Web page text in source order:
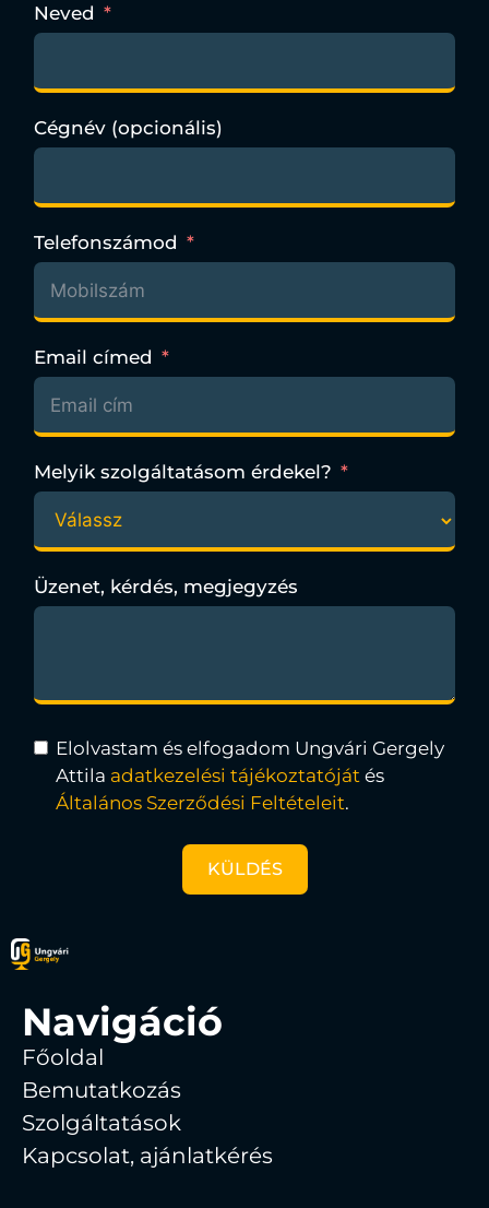
Neved
Cégnév (opcionális)
Telefonszámod
Email címed
Melyik szolgáltatásom érdekel?
Üzenet, kérdés, megjegyzés
Elolvastam és elfogadom Ungvári Gergely
Attila adatkezelési tájékoztatóját és
Általános Szerződési Feltételeit.
KÜLDÉS
Navigáció
Főoldal
Bemutatkozás
Szolgáltatások
Kapcsolat, ajánlatkérés